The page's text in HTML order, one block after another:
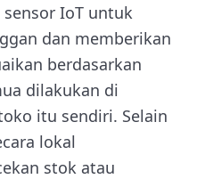
IoT untuk
dan memberikan
berdasarkan
dilakukan di
itu sendiri. Selain
lokal
stok atau